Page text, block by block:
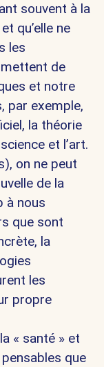
souvent à la
qu’elle ne
les
de
et notre
par exemple,
la théorie
et l’art.
on ne peut
de la
à nous
que sont
la
les
propre
« santé » et
que